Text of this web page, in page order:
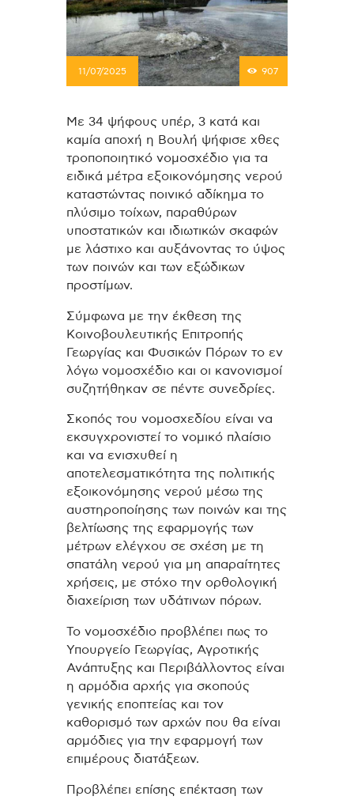
11/07/2025 907
Με 34 ψήφους υπέρ, 3 κατά και
καμία αποχή η Βουλή ψήφισε χθες
τροποποιητικό νομοσχέδιο για τα
ειδικά μέτρα εξοικονόμησης νερού
καταστώντας ποινικό αδίκημα το
πλύσιμο τοίχων, παραθύρων
υποστατικών και ιδιωτικών σκαφών
με λάστιχο και αυξάνοντας το ύψος
των ποινών και των εξώδικων
προστίμων.
Σύμφωνα με την έκθεση της
Κοινοβουλευτικής Επιτροπής
Γεωργίας και Φυσικών Πόρων το εν
λόγω νομοσχέδιο και οι κανονισμοί
συζητήθηκαν σε πέντε συνεδρίες.
Σκοπός του νομοσχεδίου είναι να
εκσυγχρονιστεί το νομικό πλαίσιο
και να ενισχυθεί η
αποτελεσματικότητα της πολιτικής
εξοικονόμησης νερού μέσω της
αυστηροποίησης των ποινών και της
βελτίωσης της εφαρμογής των
μέτρων ελέγχου σε σχέση με τη
σπατάλη νερού για μη απαραίτητες
χρήσεις, με στόχο την ορθολογική
διαχείριση των υδάτινων πόρων.
Το νομοσχέδιο προβλέπει πως το
Υπουργείο Γεωργίας, Αγροτικής
Ανάπτυξης και Περιβάλλοντος είναι
η αρμόδια αρχής για σκοπούς
γενικής εποπτείας και τον
καθορισμό των αρχών που θα είναι
αρμόδιες για την εφαρμογή των
επιμέρους διατάξεων.
Προβλέπει επίσης επέκταση των